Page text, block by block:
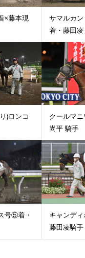
×藤本現
サマルカ
着・藤田凌
)ロンコ
クールマ
尚平 騎手
号⑤着・
キャンデ
藤田凌騎手